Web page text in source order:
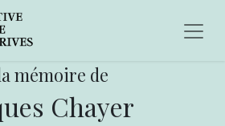
mémoire de
Chayer